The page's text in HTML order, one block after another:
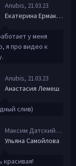
Anubis, 21.03.23
Екатерина Ермакова
у меня
я про видео к
Anubis, 21.03.23
Анастасия Лемеш
слив)
Максим Датский
, 15.08.20
Ульяна Самойлова
красивая!